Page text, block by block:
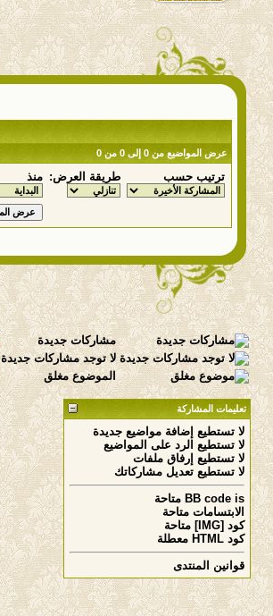
عرض المواضيع من 0 إلى 0 من 0
ترتيب حسب طريقة العرض: منذ
مشاركات جديدة
لا توجد مشاركات جديدة
الموضوع مغلق
تعليمات المشاركة
لا تستطيع إضافة مواضيع جديدة
لا تستطيع الرد على المواضيع
لا تستطيع إرفاق ملفات
لا تستطيع تعديل مشاركاتك
BB code is
متاحة
الابتسامات متاحة
كود [IMG]
متاحة
كود HTML
معطلة
قوانين المنتدى